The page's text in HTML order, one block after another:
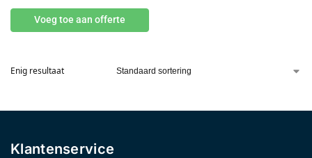
Voeg toe aan offerte
Enig resultaat
Klantenservice